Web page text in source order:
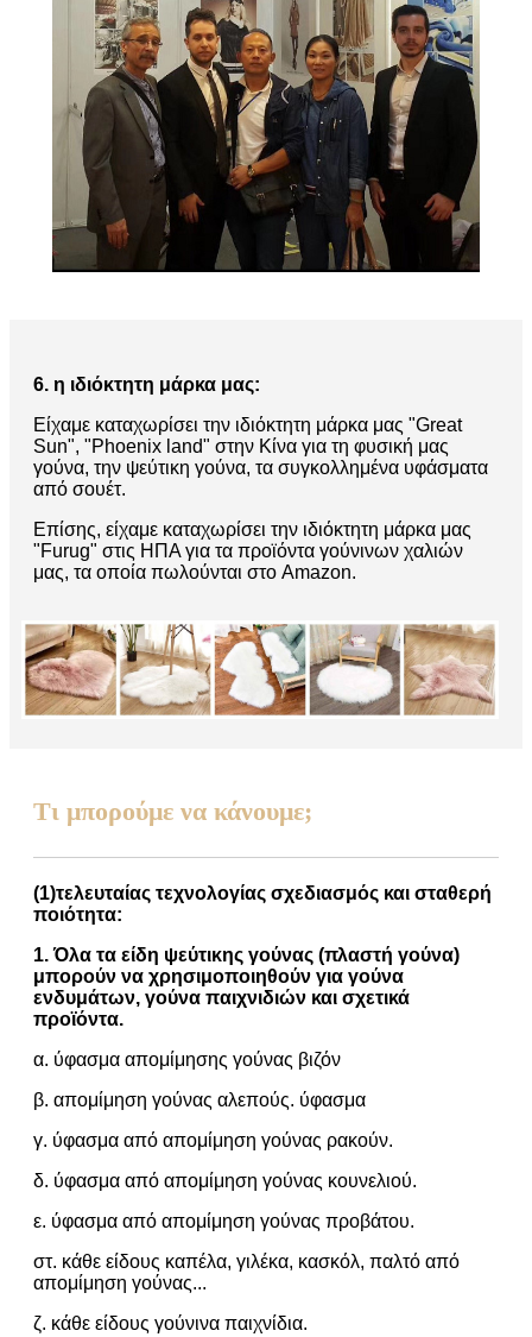
6. η ιδιόκτητη μάρκα μας:
Είχαμε καταχωρίσει την ιδιόκτητη μάρκα μας "Great
Sun", "Phoenix land" στην Κίνα για τη φυσική μας
γούνα, την ψεύτικη γούνα, τα συγκολλημένα υφάσματα
από σουέτ.
Επίσης, είχαμε καταχωρίσει την ιδιόκτητη μάρκα μας
"Furug" στις ΗΠΑ για τα προϊόντα γούνινων χαλιών
μας, τα οποία πωλούνται στο Amazon.
Τι μπορούμε να κάνουμε;
(1)τελευταίας τεχνολογίας σχεδιασμός και σταθερή
ποιότητα:
1.Όλα τα είδη ψεύτικης γούνας (πλαστή γούνα)
μπορούν να χρησιμοποιηθούν για γούνα
ενδυμάτων, γούνα παιχνιδιών και σχετικά
προϊόντα.
α. ύφασμα απομίμησης γούνας βιζόν
β. απομίμηση γούνας αλεπούς. ύφασμα
γ. ύφασμα από απομίμηση γούνας ρακούν.
δ. ύφασμα από απομίμηση γούνας κουνελιού.
ε. ύφασμα από απομίμηση γούνας προβάτου.
στ. κάθε είδους καπέλα, γιλέκα, κασκόλ, παλτό από
απομίμηση γούνας...
ζ. κάθε είδους γούνινα παιχνίδια.